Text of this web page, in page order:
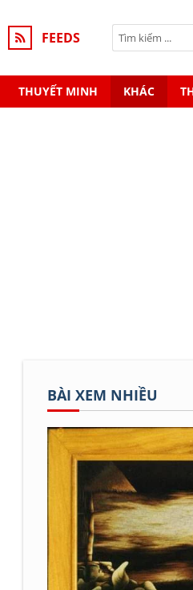
FEEDS
THUYẾT MINH KHÁC
BÀI XEM NHIỀU